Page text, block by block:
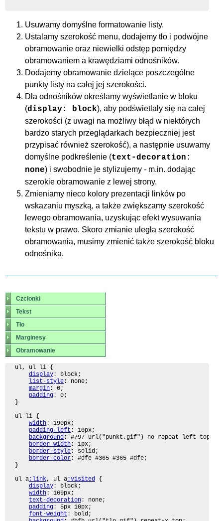
Usuwamy domyślne formatowanie listy.
Ustalamy szerokość menu, dodajemy tło i podwójne
obramowanie oraz niewielki odstęp pomiędzy
obramowaniem a krawędziami odnośników.
Dodajemy obramowanie dzielące poszczególne
punkty listy na całej jej szerokości.
Dla odnośników określamy wyświetlanie w bloku
(display: block), aby podświetlały się na całej
szerokości (z uwagi na możliwy błąd w niektórych
bardzo starych przeglądarkach bezpieczniej jest
przypisać również szerokość), a następnie usuwamy
domyślne podkreślenie (text-decoration:
none) i swobodnie je stylizujemy - m.in. dodając
szerokie obramowanie z lewej strony.
Zmieniamy nieco kolory prezentacji linków po
wskazaniu myszką, a także zwiększamy szerokość
lewego obramowania, uzyskując efekt wysuwania
tekstu w prawo. Skoro zmianie uległa szerokość
obramowania, musimy zmienić także szerokość bloku
odnośnika.
Czcionki
Tekst
Tło
Marginesy
Obramowanie
ul, ul li {
display : block;
list-style : none;
margin : 0;
padding : 0;
}
ul li {
width : 190px;
padding-left : 10px;
background : #797 url("punkt.gif") no-repeat left top;
border-width : 1px;
border-style : solid;
border-color : #dfe #365 #365 #dfe;
}
ul a :link, ul a :visited {
display : block;
width : 169px;
text-decoration : none;
padding : 5px 10px;
font-weight : bold;